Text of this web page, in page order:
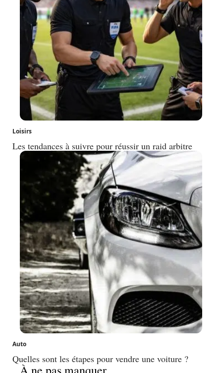
Loisirs
Les tendances à suivre pour réussir un raid arbitre
Auto
Quelles sont les étapes pour vendre une voiture ?